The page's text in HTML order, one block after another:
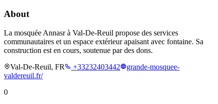
About
La mosquée Annasr à Val-De-Reuil propose des services
communautaires et un espace extérieur apaisant avec fontaine. Sa
construction est en cours, soutenue par des dons.
Val-De-Reuil, FR
+33232403442
grande-mosquee-
valdereuil.fr/
0